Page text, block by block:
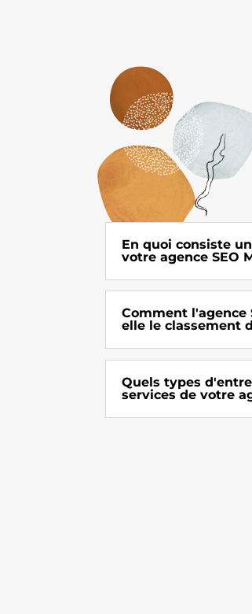
En quoi consiste
votre agence SEO
Comment l'agence
elle le classement
Quels types
services de votre